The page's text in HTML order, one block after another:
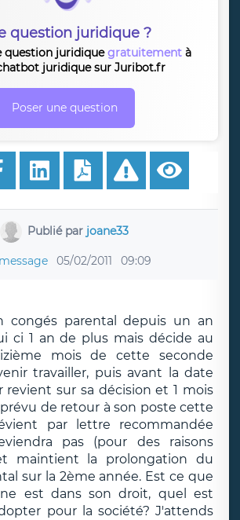
question juridique ?
question juridiquegratuitement à
juridique sur Juribot.fr
Poser une question
Publié par joane33
05/02/2011 09:09
congés parental depuis un an
ci 1 an de plus mais décide au
mois de cette seconde
travailler, puis avant la date
revient sur sa décision et 1 mois
de retour à son poste cette
par lettre recommandée
pas (pour des raisons
maintient la prolongation du
sur la 2ème année. Est ce que
est dans son droit, quel est
pour la société? J'attends